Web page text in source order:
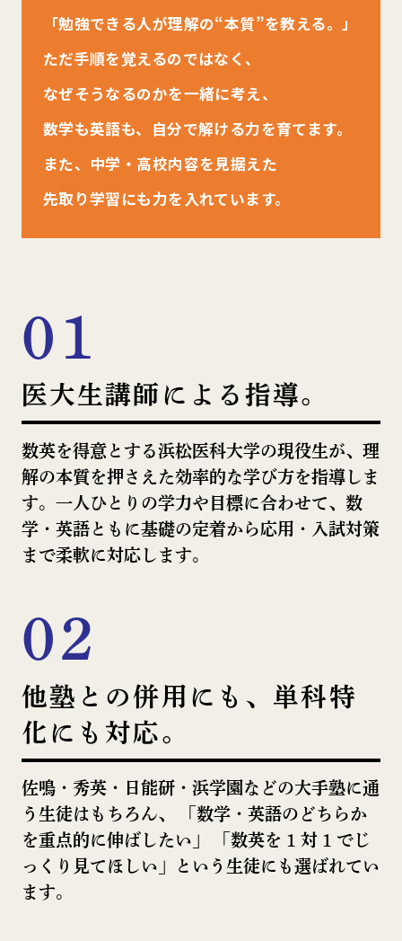
「勉強できる⼈が理解の“本質”を教える。」
ただ⼿順を覚えるのではなく、
なぜそうなるのかを⼀緒に考え、
数学も英語も、⾃分で解ける⼒を育てます。
また、中学・⾼校内容を⾒据えた
先取り学習にも⼒を⼊れています。
01
医大生講師による指導。
数英を得意とする浜松医科⼤学の現役⽣が、理
解の本質を押さえた効率的な学び⽅を指導しま
す。⼀⼈ひとりの学⼒や⽬標に合わせて、数
学・英語ともに基礎の定着から応⽤・⼊試対策
まで柔軟に対応します。
02
他塾との併用にも、単科特
化にも対応。
佐鳴・秀英・⽇能研・浜学園などの⼤⼿塾に通
う⽣徒はもちろん、
「数学・英語のどちらか
を重点的に伸ばしたい」
「数英を 1 対 1 でじ
っくり⾒てほしい」という⽣徒にも選ばれてい
ます。